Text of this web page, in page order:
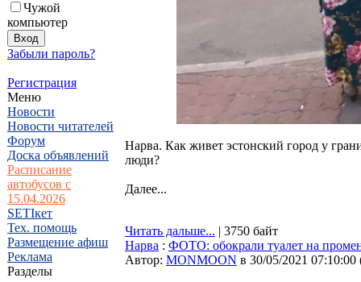
Чужой
компьютер
Забыли пароль?
Регистрация
Меню
Новости
Новости читателей
Форум
Доска объявлений
Расписание
автобусов с
15.04.2026
SETIкет
Тех. помощь
Размещение афиш
Реклама
Разделы
Нарва. Как живет эстонский город у
люди?
Далее...
Читать дальше... | 3750 байт
Нарва : ФОТО: обокрали туалет на
Автор: MONMOON в 30/05/2021 07:10:00